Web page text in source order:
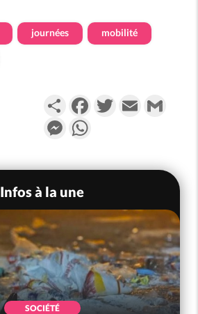
journées mobilité
PartagerFacebookTwitterEmail
Messenger
Infos à la une
SOCIÉTÉ